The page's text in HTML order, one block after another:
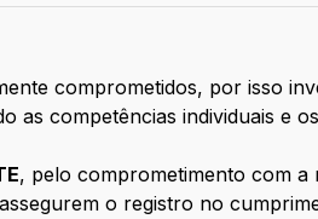
comprometidos, por isso
competências individuais e
, pelo comprometimento com a
o registro no